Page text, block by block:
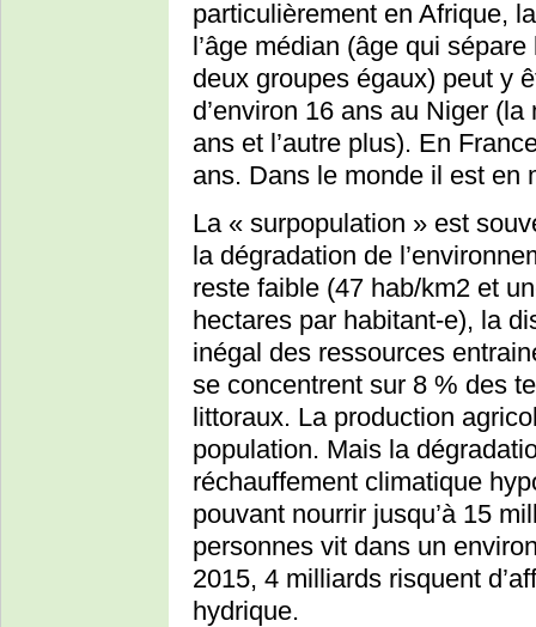
particulièrement en Afrique,
l’âge médian (âge qui
deux groupes égaux) peut y
d’environ 16 ans au Niger
ans et l’autre plus). En
ans. Dans le monde il est en
La « surpopulation » est
la dégradation de
reste faible (47 hab/km2 et
hectares par habitant-e), la
inégal des ressources
se concentrent sur 8 % des
littoraux. La production
population. Mais la
réchauffement climatique
pouvant nourrir jusqu’à 15
personnes vit dans un
2015, 4 milliards risquent
hydrique.